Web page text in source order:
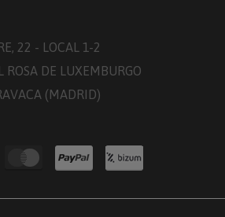
22 - LOCAL 1-2
ROSA DE LUXEMBURGO
(MADRID)